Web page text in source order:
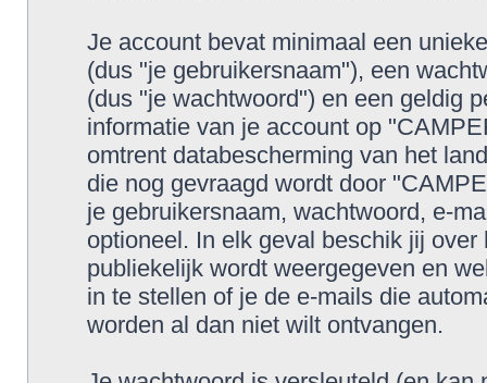
Je account bevat minimaal een
(dus "je gebruikersnaam"), een
(dus "je wachtwoord") en een geldig
informatie van je account op
omtrent databescherming van het
die nog gevraagd wordt door
je gebruikersnaam, wachtwoord, e-
optioneel. In elk geval beschik jij
publiekelijk wordt weergegeven en
in te stellen of je de e-mails die
worden al dan niet wilt ontvangen.